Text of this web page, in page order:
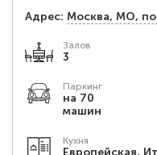
Адрес: Москва, МО,
Залов
3
Паркинг
на 70
машин
Кухня
Европейская,